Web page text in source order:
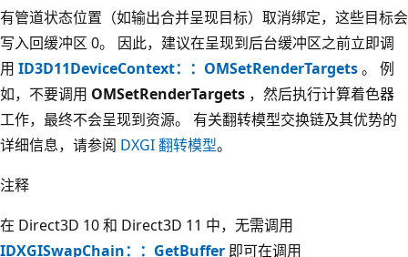
有管道状态位置（如输出合并呈现目标）取消绑定，这些目标会
写入回缓冲区 0。 因此，建议在呈现到后台缓冲区之前立即调
用 ID3D11DeviceContext：：OMSetRenderTargets。 例
如，不要调用 OMSetRenderTargets ，然后执行计算着色器
工作，最终不会呈现到资源。 有关翻转模型交换链及其优势的
详细信息，请参阅 DXGI 翻转模型。
注释
在 Direct3D 10 和 Direct3D 11 中，无需调用
IDXGISwapChain：：GetBuffer 即可在调用